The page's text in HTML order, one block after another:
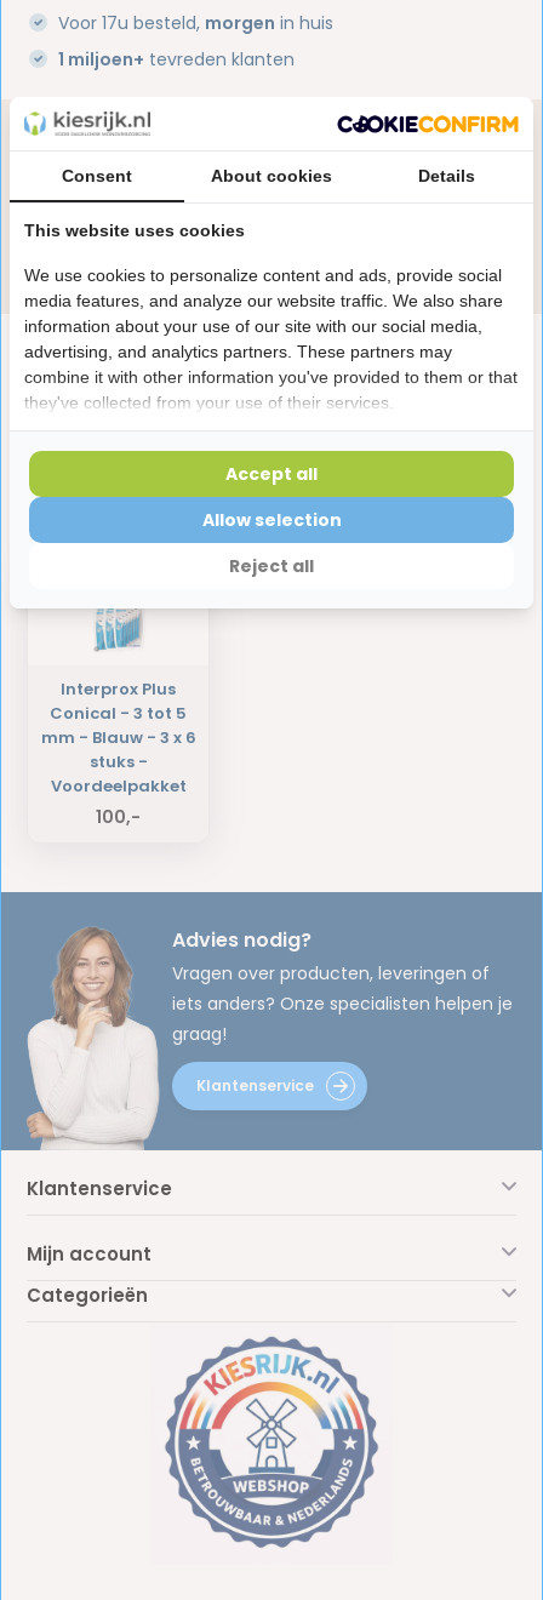
Voor 17u besteld, morgen in huis
1 miljoen+ tevreden klanten
Productomschrijving
Reviews
Heb je een vraag over dit product?
Onze specialisten helpen je graag! Spreek ons aan
in de chat of stuur een e-mail.
Laatst bekeken producten
Interprox Plus
Conical - 3 tot 5
mm - Blauw - 3 x 6
stuks -
Voordeelpakket
100,-
Advies nodig?
Vragen over producten, leveringen of
iets anders? Onze specialisten helpen je
graag!
Klantenservice
Klantenservice
Mijn account
Categorieën
Consent About cookies Details
This website uses cookies
We use cookies to personalize content and ads, provide social
media features, and analyze our website traffic. We also share
information about your use of our site with our social media,
advertising, and analytics partners. These partners may
combine it with other information you've provided to them or that
they've collected from your use of their services.
Reject all
Allow selection
Accept all